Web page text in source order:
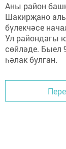
Аны район
Шакирҗано
бүлекчәсе
Ул райондагы
сөйләде. Быел
һәлак булган.